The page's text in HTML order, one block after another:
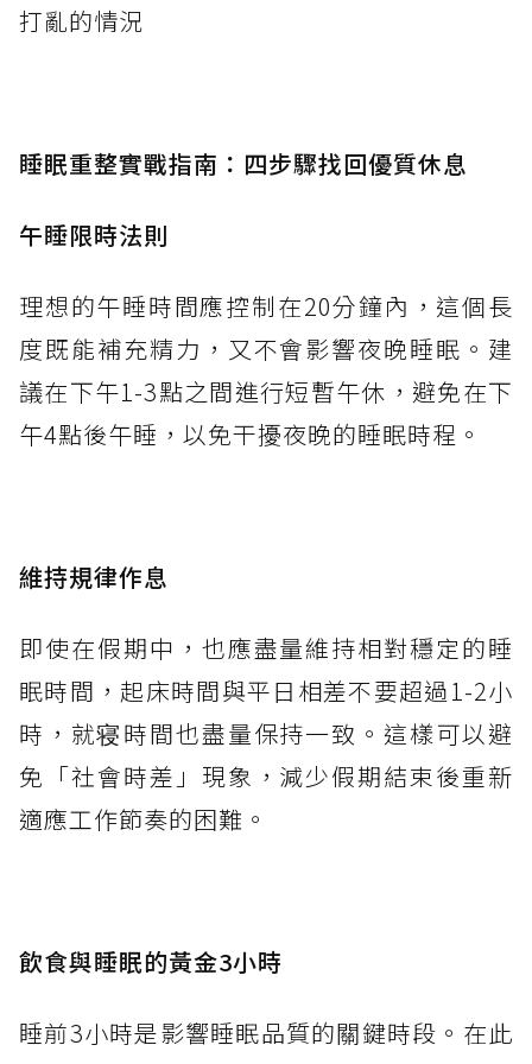
打亂的情況
睡眠重整實戰指南：四步驟找回優質休息
午睡限時法則
理想的午睡時間應控制在20分鐘內，這個長
度既能補充精力，又不會影響夜晚睡眠。建
議在下午1-3點之間進行短暫午休，避免在下
午4點後午睡，以免干擾夜晚的睡眠時程。
維持規律作息
即使在假期中，也應盡量維持相對穩定的睡
眠時間，起床時間與平日相差不要超過1-2小
時，就寝時間也盡量保持一致。這樣可以避
免「社會時差」現象，減少假期結束後重新
適應工作節奏的困難。
飲食與睡眠的黃金3小時
睡前3小時是影響睡眠品質的關鍵時段。在此